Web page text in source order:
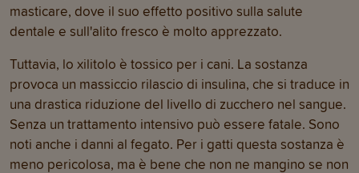
masticare, dove il suo effetto positivo sulla salute
dentale e sull'alito fresco è molto apprezzato.
Tuttavia, lo xilitolo è tossico per i cani. La sostanza
provoca un massiccio rilascio di insulina, che si traduce in
una drastica riduzione del livello di zucchero nel sangue.
Senza un trattamento intensivo può essere fatale. Sono
noti anche i danni al fegato. Per i gatti questa sostanza è
meno pericolosa, ma è bene che non ne mangino se non